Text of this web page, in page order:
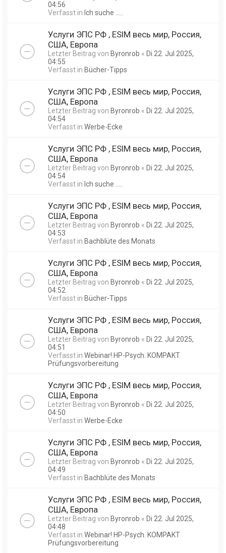
04:56
Verfasst in Ich suche .....
Услуги ЭПС РФ , ESIM весь мир, Россия,
США, Европа
Letzter Beitrag von Byronrob « Di 22. Jul 2025,
04:55
Verfasst in Bücher-Tipps
Услуги ЭПС РФ , ESIM весь мир, Россия,
США, Европа
Letzter Beitrag von Byronrob « Di 22. Jul 2025,
04:54
Verfasst in Werbe-Ecke
Услуги ЭПС РФ , ESIM весь мир, Россия,
США, Европа
Letzter Beitrag von Byronrob « Di 22. Jul 2025,
04:54
Verfasst in Ich suche .....
Услуги ЭПС РФ , ESIM весь мир, Россия,
США, Европа
Letzter Beitrag von Byronrob « Di 22. Jul 2025,
04:53
Verfasst in Bachblüte des Monats
Услуги ЭПС РФ , ESIM весь мир, Россия,
США, Европа
Letzter Beitrag von Byronrob « Di 22. Jul 2025,
04:52
Verfasst in Bücher-Tipps
Услуги ЭПС РФ , ESIM весь мир, Россия,
США, Европа
Letzter Beitrag von Byronrob « Di 22. Jul 2025,
04:51
Verfasst in Webinar! HP-Psych. KOMPAKT
Prüfungsvorbereitung
Услуги ЭПС РФ , ESIM весь мир, Россия,
США, Европа
Letzter Beitrag von Byronrob « Di 22. Jul 2025,
04:50
Verfasst in Werbe-Ecke
Услуги ЭПС РФ , ESIM весь мир, Россия,
США, Европа
Letzter Beitrag von Byronrob « Di 22. Jul 2025,
04:49
Verfasst in Bachblüte des Monats
Услуги ЭПС РФ , ESIM весь мир, Россия,
США, Европа
Letzter Beitrag von Byronrob « Di 22. Jul 2025,
04:48
Verfasst in Webinar! HP-Psych. KOMPAKT
Prüfungsvorbereitung